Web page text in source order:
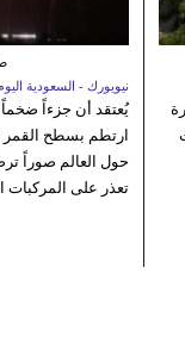
نيويورك - السعودية
ارتطم بسطح القمر
حول العالم صوراً
تعذر على المركبات